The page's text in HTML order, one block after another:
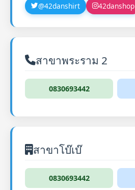
@42danshirt 42danshop
สาขาพระราม 2
0830693442
สาขาโบ๊เบ๊
0830693442